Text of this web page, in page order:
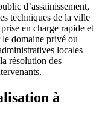
d’assainissement,
techniques de la ville
en charge rapide et
le domaine privé ou
locales
résolution des
à